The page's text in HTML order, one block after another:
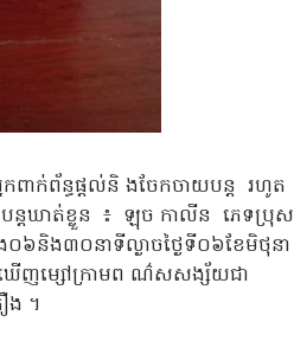
ពាក់ព័ន្ធផ្ដល់និ ងចែកចាយបន្ដ រហូត
បន្ដឃាត់ខ្លួន ៖ ឡុច កាលីន ភេទប្រុស
និង៣០នាទីល្ងាចថ្ងៃទី០៦ខែមិថុនា
ឃើញម្សៅក្រាមព ណ៌សសង្ស័យជា
ង ។